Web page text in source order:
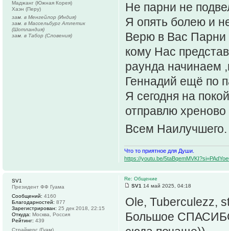
Не парни не
Я опять болею и
Верю в Вас Парни
кому Нас
раунда начинаем
Геннадий ещё по
Я сегодня на
отправлю
Всем
Что то приятное для Души.
https://youtu.be/
Маджанг (Южная Корея)
Хаэн (Перу)
зам. в Менгейлор (Индия)
зам. в Массельбург Атлетик
(Шотландия)
зам. в Табор (Словения)
Re: Общение
SV1 14 май 2025, 04:18
Ole, Tuberculezz,
Большое
SV1
Президент ФФ Гуама
Сообщений: 4160
Благодарностей: 877
Зарегистрирован: 25 дек 2018, 22:15
Откуда: Москва, Россия
Рейтинг: 439
Страйкерс (Гуам)